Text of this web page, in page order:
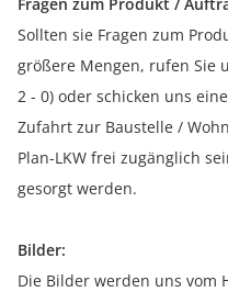
Sollten sie Fragen zum
größere Mengen, rufen Sie
2 - 0) oder schicken uns
Zufahrt zur Baustelle /
Plan-LKW frei zugänglich
gesorgt werden.
Bilder:
Die Bilder werden uns vom